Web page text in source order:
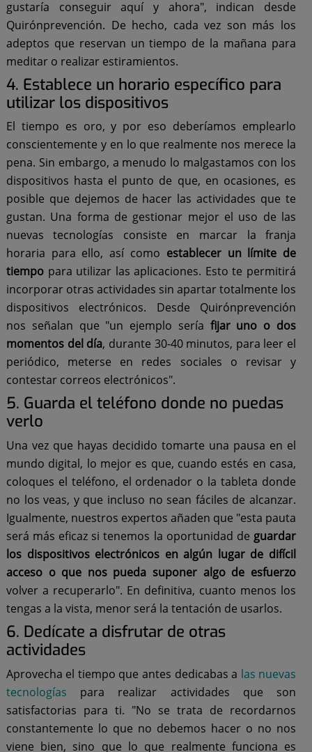
gustaría conseguir aquí y ahora", indican desde
Quirónprevención. De hecho, cada vez son más los
adeptos que reservan un tiempo de la mañana para
meditar o realizar estiramientos.
4. Establece un horario específico para
utilizar los dispositivos
El tiempo es oro, y por eso deberíamos emplearlo
conscientemente y en lo que realmente nos merece la
pena. Sin embargo, a menudo lo malgastamos con los
dispositivos hasta el punto de que, en ocasiones, es
posible que dejemos de hacer las actividades que te
gustan. Una forma de gestionar mejor el uso de las
nuevas tecnologías consiste en marcar la franja
horaria para ello, así como establecer un límite de
tiempopara utilizar las aplicaciones. Esto te permitirá
incorporar otras actividades sin apartar totalmente los
dispositivos electrónicos. Desde Quirónprevención
nos señalan que "un ejemplo sería fijar uno o dos
momentos del día, durante 30-40 minutos, para leer el
periódico, meterse en redes sociales o revisar y
contestar correos electrónicos".
5. Guarda el teléfono donde no puedas
verlo
Una vez que hayas decidido tomarte una pausa en el
mundo digital, lo mejor es que, cuando estés en casa,
coloques el teléfono, el ordenador o la tableta donde
no los veas, y que incluso no sean fáciles de alcanzar.
Igualmente, nuestros expertos añaden que "esta pauta
será más eficaz si tenemos la oportunidad de guardar
los dispositivos electrónicos en algún lugar de difícil
acceso o que nos pueda suponer algo de esfuerzo
volver a recuperarlo". En definitiva, cuanto menos los
tengas a la vista, menor será la tentación de usarlos.
6. Dedícate a disfrutar de otras
actividades
Aprovecha el tiempo que antes dedicabas a las nuevas
tecnologías para realizar actividades que son
satisfactorias para ti. "No se trata de recordarnos
constantemente lo que no debemos hacer o no nos
viene bien, sino que lo que realmente funciona es